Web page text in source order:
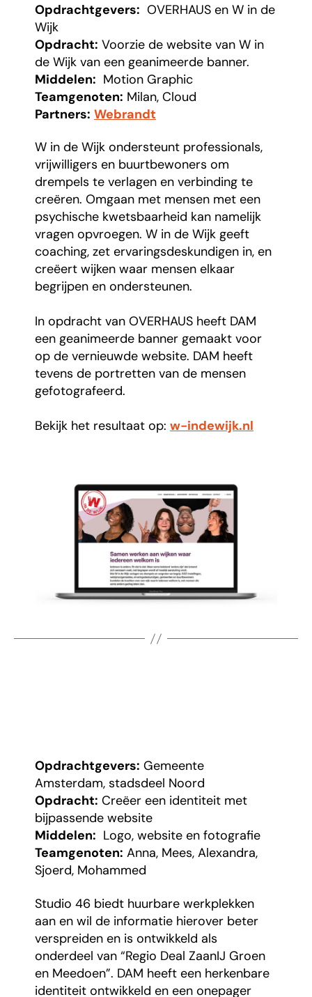
Opdrachtgevers: OVERHAUS en W in de
Wijk
Opdracht: Voorzie de website van W in
de Wijk van een geanimeerde banner.
Middelen: Motion Graphic
Teamgenoten: Milan, Cloud
Partners: Webrandt
W in de Wijk ondersteunt professionals,
vrijwilligers en buurtbewoners om
drempels te verlagen en verbinding te
creëren. Omgaan met mensen met een
psychische kwetsbaarheid kan namelijk
vragen opvroegen. W in de Wijk geeft
coaching, zet ervaringsdeskundigen in, en
creëert wijken waar mensen elkaar
begrijpen en ondersteunen.
In opdracht van OVERHAUS heeft DAM
een geanimeerde banner gemaakt voor
op de vernieuwde website. DAM heeft
tevens de portretten van de mensen
gefotografeerd.
Bekijk het resultaat op: w-indewijk.nl
Opdrachtgevers: Gemeente
Amsterdam, stadsdeel Noord
Opdracht: Creëer een identiteit met
bijpassende website
Middelen: Logo, website en fotografie
Teamgenoten: Anna, Mees, Alexandra,
Sjoerd, Mohammed
Studio 46 biedt huurbare werkplekken
aan en wil de informatie hierover beter
verspreiden en is ontwikkeld als
onderdeel van “Regio Deal ZaanIJ Groen
en Meedoen”. DAM heeft een herkenbare
identiteit ontwikkeld en een onepager